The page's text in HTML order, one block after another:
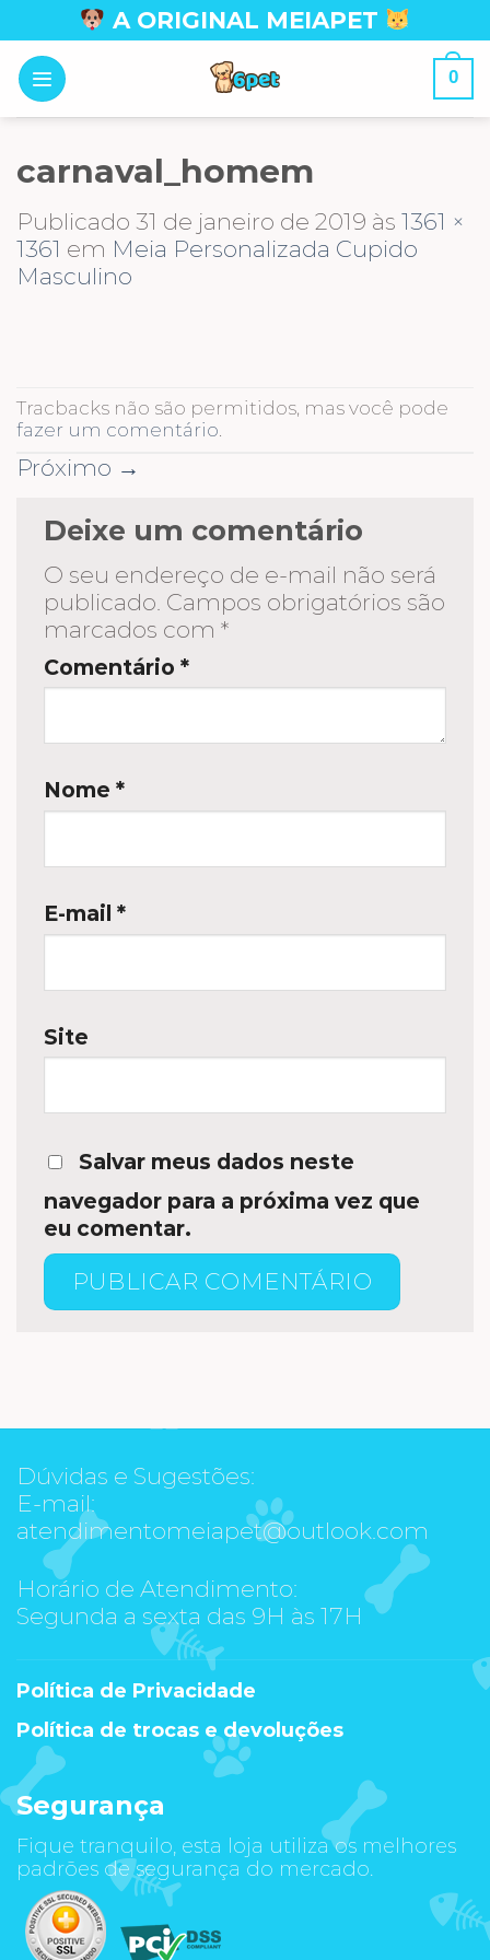
to
content
A ORIGINAL MEIAPET
0
carnaval_homem
Publicado 31 de janeiro de 2019 às 1361 ×
1361 em Meia Personalizada Cupido
Masculino
Tracbacks não são permitidos, mas você pode
fazer um comentário.
Próximo →
Deixe um comentário
O seu endereço de e-mail não será
publicado. Campos obrigatórios são
marcados com *
Comentário *
Nome *
E-mail *
Site
Salvar meus dados neste
navegador para a próxima vez que
eu comentar.
Dúvidas e Sugestões:
E-mail:
atendimentomeiapet@outlook.com
Horário de Atendimento:
Segunda a sexta das 9H às 17H
Política de Privacidade
Política de trocas e devoluções
Segurança
Fique tranquilo, esta loja utiliza os melhores
padrões de segurança do mercado.